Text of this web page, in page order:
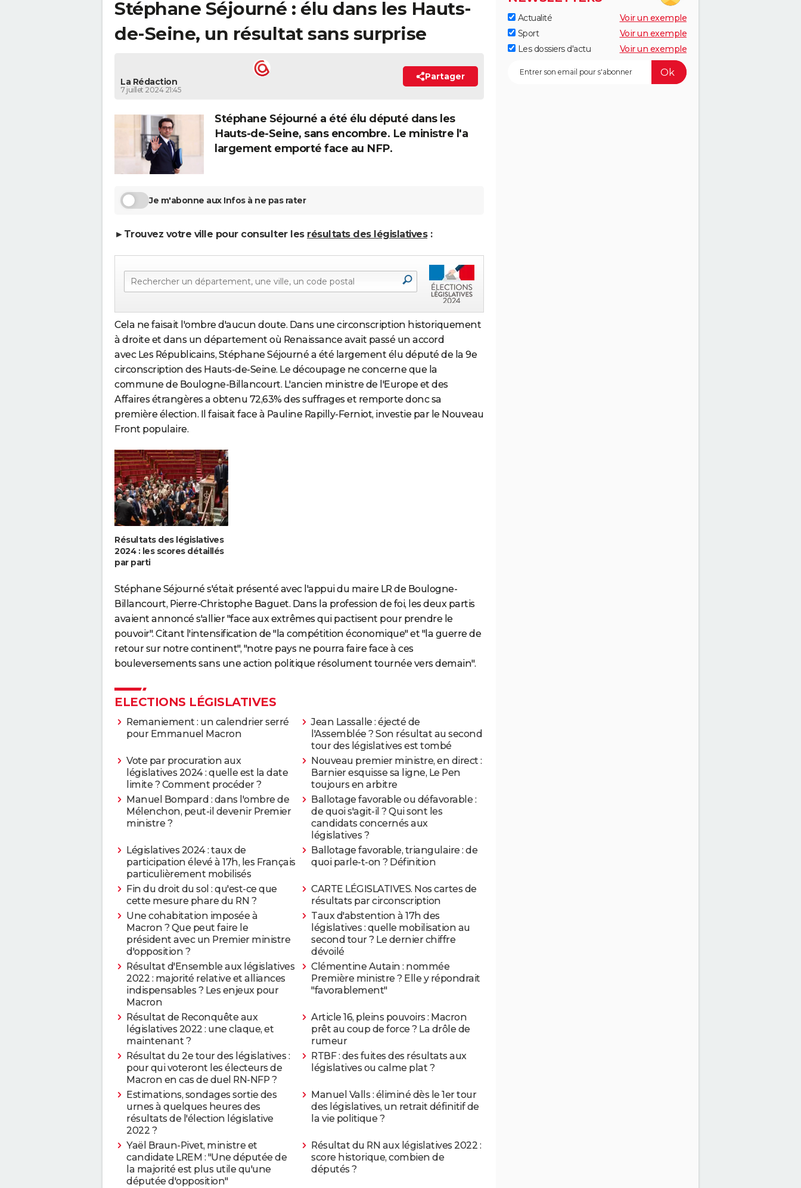
Stéphane Séjourné : élu dans les Hauts-
de-Seine, un résultat sans surprise
La Rédaction
7 juillet 2024 21:45
Partager
Stéphane Séjourné a été élu député dans les
Hauts-de-Seine, sans encombre. Le ministre l'a
largement emporté face au NFP.
Je m'abonne aux Infos à ne pas rater
►Trouvez votre ville pour consulter les résultats des législatives:
Cela ne faisait l'ombre d'aucun doute. Dans une circonscription historiquement
à droite et dans un département où Renaissance avait passé un accord
avec Les Républicains, Stéphane Séjourné a été largement élu député de la 9e
circonscription des Hauts-de-Seine. Le découpage ne concerne que la
commune de Boulogne-Billancourt. L'ancien ministre de l'Europe et des
Affaires étrangères a obtenu 72,63% des suffrages et remporte donc sa
première élection. Il faisait face à Pauline Rapilly-Ferniot, investie par le Nouveau
Front populaire.
Résultats des législatives
2024 : les scores détaillés
par parti
Stéphane Séjourné s'était présenté avec l'appui du maire LR de Boulogne-
Billancourt, Pierre-Christophe Baguet. Dans la profession de foi, les deux partis
avaient annoncé s'allier "face aux extrêmes qui pactisent pour prendre le
pouvoir". Citant l'intensification de "la compétition économique" et "la guerre de
retour sur notre continent", "notre pays ne pourra faire face à ces
bouleversements sans une action politique résolument tournée vers demain".
ELECTIONS LÉGISLATIVES
Remaniement : un calendrier serré
pour Emmanuel Macron
Jean Lassalle : éjecté de
l'Assemblée ? Son résultat au second
tour des législatives est tombé
Vote par procuration aux
législatives 2024 : quelle est la date
limite ? Comment procéder ?
Nouveau premier ministre, en direct :
Barnier esquisse sa ligne, Le Pen
toujours en arbitre
Manuel Bompard : dans l'ombre de
Mélenchon, peut-il devenir Premier
ministre ?
Ballotage favorable ou défavorable :
de quoi s'agit-il ? Qui sont les
candidats concernés aux
législatives ?
Législatives 2024 : taux de
participation élevé à 17h, les Français
particulièrement mobilisés
Ballotage favorable, triangulaire : de
quoi parle-t-on ? Définition
Fin du droit du sol : qu'est-ce que
cette mesure phare du RN ?
CARTE LÉGISLATIVES. Nos cartes de
résultats par circonscription
Une cohabitation imposée à
Macron ? Que peut faire le
président avec un Premier ministre
d'opposition ?
Taux d'abstention à 17h des
législatives : quelle mobilisation au
second tour ? Le dernier chiffre
dévoilé
Résultat d'Ensemble aux législatives
2022 : majorité relative et alliances
indispensables ? Les enjeux pour
Macron
Clémentine Autain : nommée
Première ministre ? Elle y répondrait
"favorablement"
Résultat de Reconquête aux
législatives 2022 : une claque, et
maintenant ?
Article 16, pleins pouvoirs : Macron
prêt au coup de force ? La drôle de
rumeur
Résultat du 2e tour des législatives :
pour qui voteront les électeurs de
Macron en cas de duel RN-NFP ?
RTBF : des fuites des résultats aux
législatives ou calme plat ?
Estimations, sondages sortie des
urnes à quelques heures des
résultats de l'élection législative
2022 ?
Manuel Valls : éliminé dès le 1er tour
des législatives, un retrait définitif de
la vie politique ?
Yaël Braun-Pivet, ministre et
candidate LREM : "Une députée de
la majorité est plus utile qu'une
députée d'opposition"
Résultat du RN aux législatives 2022 :
score historique, combien de
députés ?
Actualité
Voir un exemple
Sport
Voir un exemple
Les dossiers d'actu
Voir un exemple